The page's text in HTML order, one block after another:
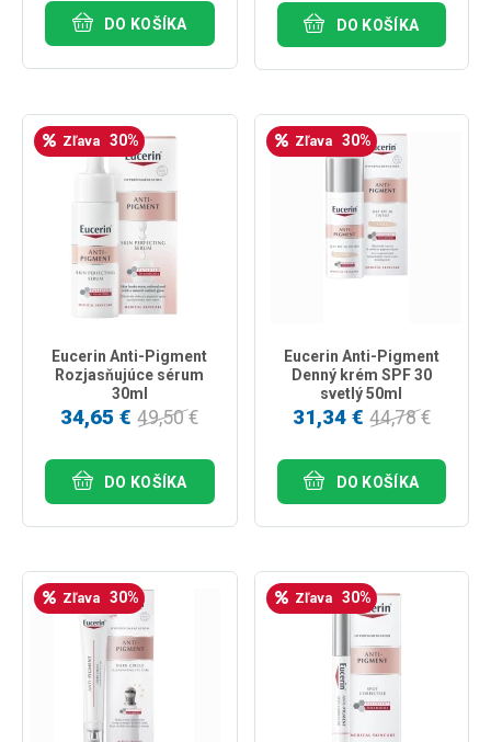
DO KOŠÍKA DO KOŠÍKA
Zľava 30%
Eucerin Anti-Pigment
Rozjasňujúce sérum
30ml
34,65 €49,50 €
DO KOŠÍKA
Zľava 30%
Eucerin Anti-Pigment
Denný krém SPF 30
svetlý 50ml
31,34 € 44,78 €
DO KOŠÍKA
Zľava 30% Zľava 30%